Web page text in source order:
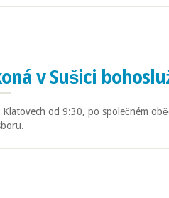
v Sušici
od 9:30, po společném